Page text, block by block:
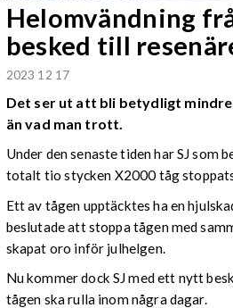
Helomvändning
besked till
2023 12 17
Det ser ut att bli betydligt
än vad man trott.
Under den senaste tiden har SJ som
totalt tio stycken X2000 tåg
Ett av tågen upptäcktes ha en
beslutade att stoppa tågen med
skapat oro inför julhelgen.
Nu kommer dock SJ med ett nytt
tågen ska rulla inom några dagar.